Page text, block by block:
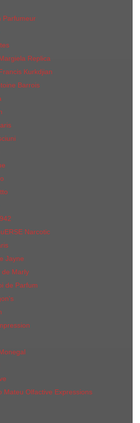
Replica
Kurkdjian
Barrois
Narcotic
Jayne
Marly
de Parfum
Olfactive Expressions